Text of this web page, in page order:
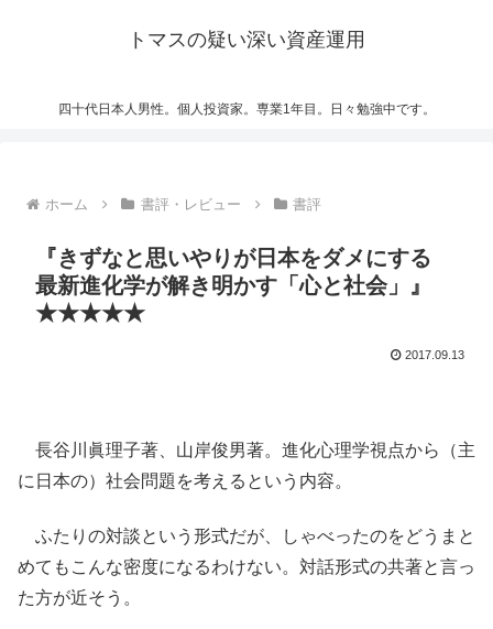
トマスの疑い深い資産運用
四十代日本人男性。個人投資家。専業1年目。日々勉強中です。
ホーム 書評・レビュー 書評
『きずなと思いやりが日本をダメにする
最新進化学が解き明かす「心と社会」』
★★★★★
2017.09.13
長谷川眞理子著、山岸俊男著。進化心理学視点から（主
に日本の）社会問題を考えるという内容。
ふたりの対談という形式だが、しゃべったのをどうまと
めてもこんな密度になるわけない。対話形式の共著と言っ
た方が近そう。